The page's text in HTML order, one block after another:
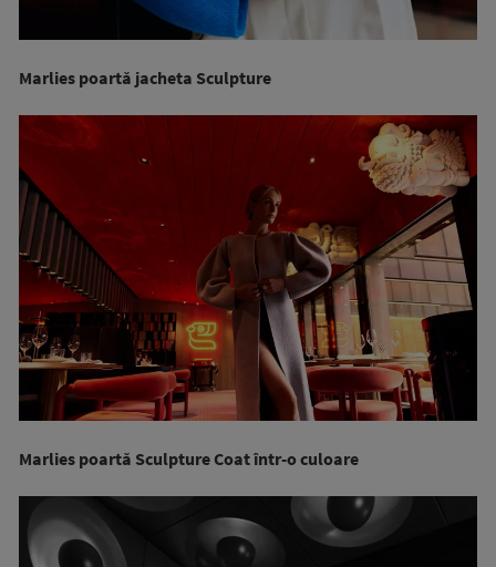
Marlies poartă jacheta Sculpture
Marlies poartă Sculpture Coat într-o culoare